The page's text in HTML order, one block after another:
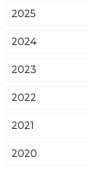
2025
2024
2023
2022
2021
2020